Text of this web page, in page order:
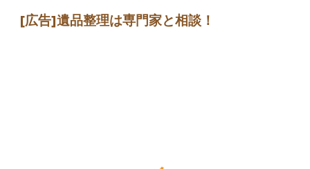
[広告]遺品整理は専門家と相談！